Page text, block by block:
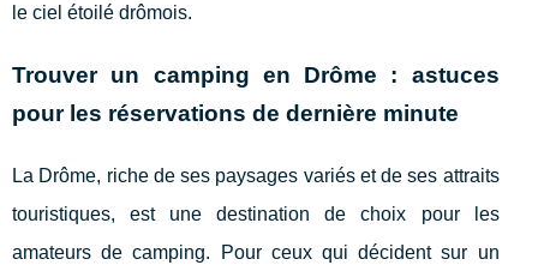
le ciel étoilé drômois.
Trouver un camping en Drôme : astuces
pour les réservations de dernière minute
La Drôme, riche de ses paysages variés et de ses attraits
touristiques, est une destination de choix pour les
amateurs de camping. Pour ceux qui décident sur un